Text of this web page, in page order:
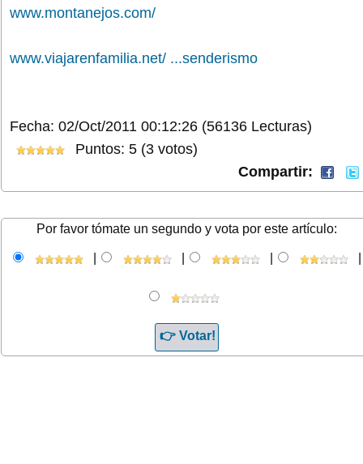
www.montanejos.com/
www.viajarenfamilia.net/ ...senderismo
Fecha: 02/Oct/2011 00:12:26 (56136 Lecturas)
Puntos: 5 (3 votos)
Compartir:
Por favor tómate un segundo y vota por este artículo: